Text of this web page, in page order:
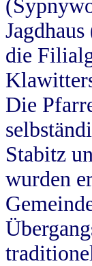
die
Die
Stabitz
wurden